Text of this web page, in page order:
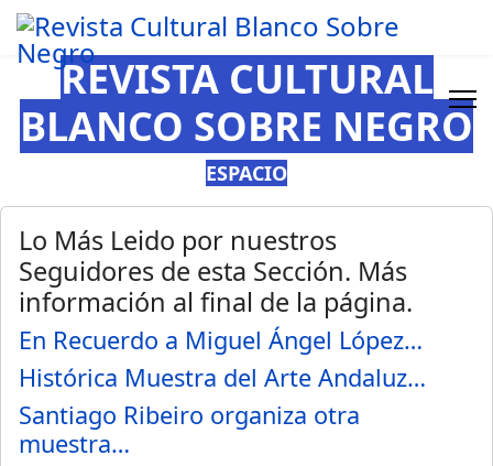
REVISTA CULTURAL
BLANCO SOBRE NEGRO
ESPACIO
Lo Más Leido por nuestros
Seguidores de esta Sección. Más
información al final de la página.
En Recuerdo a Miguel Ángel López…
Histórica Muestra del Arte Andaluz…
Santiago Ribeiro organiza otra
muestra…